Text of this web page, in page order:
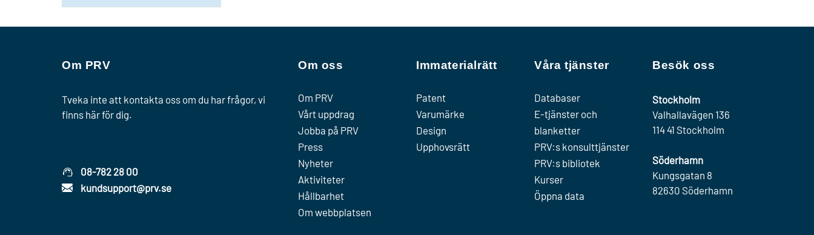
Om PRV
Tveka inte att kontakta oss om du har frågor, vi
finns här för dig.
08-782 28 00
kundsupport@prv.se
Om oss
Om PRV
Vårt uppdrag
Jobba på PRV
Press
Nyheter
Aktiviteter
Hållbarhet
Om webbplatsen
Immaterialrätt
Patent
Varumärke
Design
Upphovsrätt
Våra tjänster
Databaser
E-tjänster och
blanketter
PRV:s konsulttjänster
PRV:s bibliotek
Kurser
Öppna data
Besök oss
Stockholm
Valhallavägen 136
114 41 Stockholm
Söderhamn
Kungsgatan 8
82630 Söderhamn